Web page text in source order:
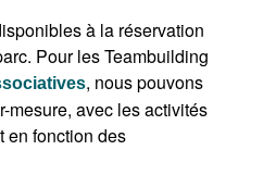
à la réservation
Pour les Teambuilding
, nous pouvons
mesure, avec les activités
en fonction des